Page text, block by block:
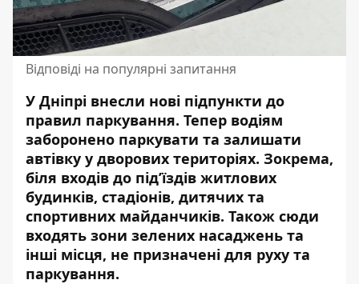
Відповіді на популярні запитання
У Дніпрі внесли нові підпункти до
правил паркування. Тепер водіям
заборонено паркувати та залишати
автівку у дворових територіях. Зокрема,
біля входів до під’їздів житлових
будинків, стадіонів, дитячих та
спортивних майданчиків. Також сюди
входять зони зелених насаджень та
інші місця, не призначені для руху та
паркування.